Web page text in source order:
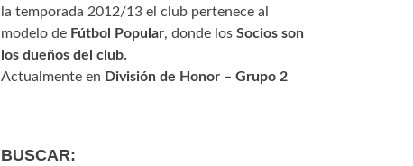
la temporada 2012/13 el club pertenece al
modelo de Fútbol Popular, donde losSocios son
los dueños del club.
Actualmente en División de Honor – Grupo 2
BUSCAR: